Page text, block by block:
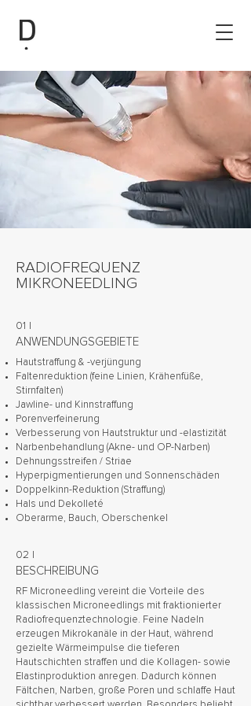
RADIOFREQUENZ
MIKRONEEDLING
01 |
ANWENDUNGSGEBIETE
Hautstraffung & -verjüngung
Faltenreduktion (feine Linien, Krähenfüße,
Stirnfalten)
Jawline- und Kinnstraffung
Porenverfeinerung
Verbesserung von Hautstruktur und -elastizität
Narbenbehandlung (Akne- und OP-Narben)
Dehnungsstreifen / Striae
Hyperpigmentierungen und Sonnenschäden
Doppelkinn-Reduktion (Straffung)
Hals und Dekolleté
Oberarme, Bauch, Oberschenkel
02 |
BESCHREIBUNG
RF Microneedling vereint die Vorteile des
klassischen Microneedlings mit fraktionierter
Radiofrequenztechnologie. Feine Nadeln
erzeugen Mikrokanäle in der Haut, während
gezielte Wärmeimpulse die tieferen
Hautschichten straffen und die Kollagen- sowie
Elastinproduktion anregen. Dadurch können
Fältchen, Narben, große Poren und schlaffe Haut